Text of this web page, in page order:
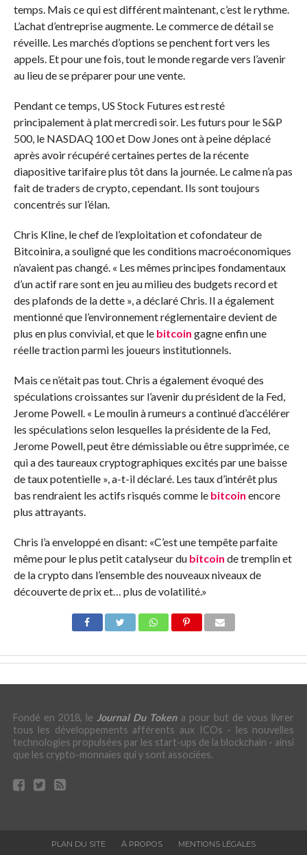
temps. Mais ce qui est différent maintenant, c’est le rythme.
L’achat d’entreprise augmente. Le commerce de détail se
réveille. Les marchés d’options se penchent fort vers les
appels. Et pour une fois, tout le monde regarde vers l’avenir
au lieu de se préparer pour une vente.
Pendant ce temps, US Stock Futures est resté
principalement à plat mercredi soir. Les futurs pour le S&P
500, le NASDAQ 100 et Dow Jones ont à peine déplacé
après avoir récupéré certaines pertes de la récente
diapositive tarifaire plus tôt dans la journée. Le calme n’a pas
fait de traders de crypto, cependant. Ils sont toujours
concentrés sur l’élan.
Chris Kline, le chef de l’exploitation et cofondateur de
Bitcoinira, a souligné que les conditions macroéconomiques
n’avaient pas changé. « Les mêmes principes fondamentaux
d’un actif rare sont en jeu au milieu des budgets record et
des plafonds de la dette », a déclaré Chris. Il a également
mentionné que l’environnement réglementaire devient de
plus en plus convivial, et que le bitcoin gagne enfin une
réelle traction parmi les joueurs institutionnels.
Mais ce n’était pas tout. Chris a également évoqué des
spéculations croissantes sur l’avenir du président de la Fed,
Jerome Powell. « Le moulin à rumeurs a continué d’accélérer
les spéculations selon lesquelles la présidente de la Fed,
Jerome Powell, peut être démissiable ou être supprimée, ce
qui a des taureaux cryptographiques excités par une baisse
de taux potentielle », a-t-il déclaré. Les taux d’intérêt plus
bas rendraient les actifs risqués comme le bitcoin encore
plus attrayants.
Chris l’a enveloppé en disant: «C’est une tempête parfaite
même pour le plus petit catalyseur du bitcoin de tremplin et
de la crypto dans l’ensemble des nouveaux niveaux de
découverte de prix et… plus de volatilité.»
Fondé en 2018, le Journal Du Tokena pour but de vous livrer
tous les développements afférents aux ICOs - les nouvelles
technologies propulsées par les start-ups de la blockchain - ainsi
que les crypto-monnaies qui y sont associées.
PLAN DU SITE À PROPOS
MENTIONS LÉGALES